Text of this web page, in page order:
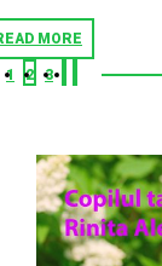
MORE
1 2 3